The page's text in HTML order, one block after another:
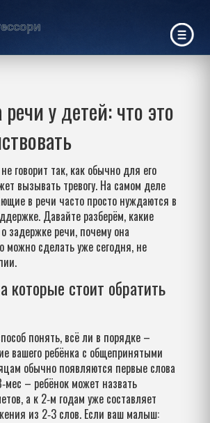
у детей: что это
говорит так, как обычно для его
вызывать тревогу. На самом деле
в речи часто просто нуждаются в
Давайте разберём, какие
задержке речи, почему она
можно сделать уже сегодня, не
которые стоит обратить
понять, всё ли в порядке –
вашего ребёнка с общепринятыми
обычно появляются первые слова
– ребёнок может назвать
а к 2‑м годам уже составляет
из 2‑3 слов. Если ваш малыш: